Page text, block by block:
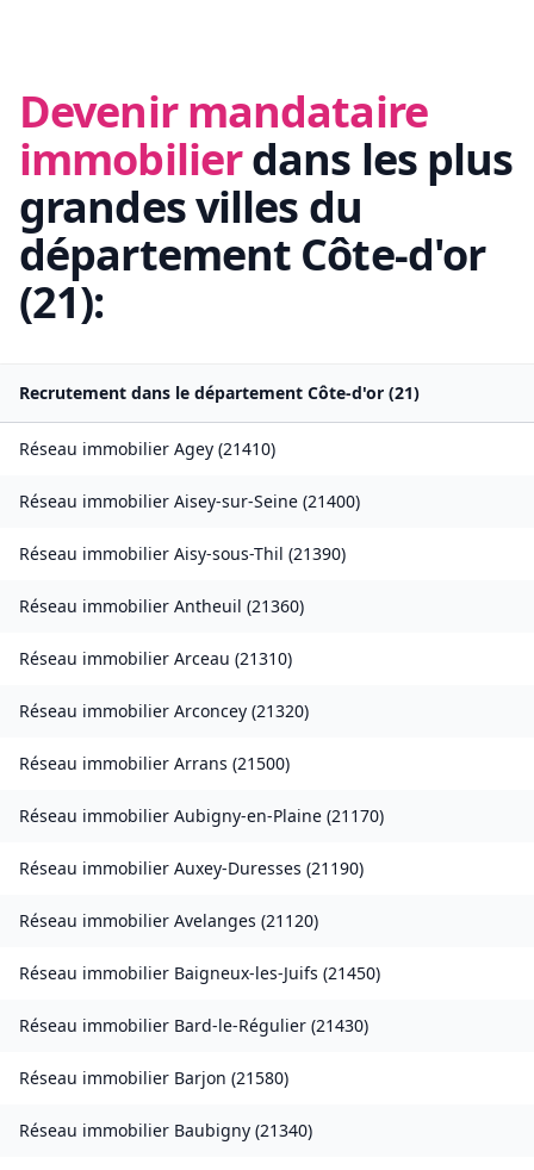
Devenir mandataire
immobilierdans les plus
grandes villes du
département Côte-d'or
(21):
Recrutement dans le département Côte-d'or (21)
Réseau immobilier Agey (21410)
Réseau immobilier Aisey-sur-Seine (21400)
Réseau immobilier Aisy-sous-Thil (21390)
Réseau immobilier Antheuil (21360)
Réseau immobilier Arceau (21310)
Réseau immobilier Arconcey (21320)
Réseau immobilier Arrans (21500)
Réseau immobilier Aubigny-en-Plaine (21170)
Réseau immobilier Auxey-Duresses (21190)
Réseau immobilier Avelanges (21120)
Réseau immobilier Baigneux-les-Juifs (21450)
Réseau immobilier Bard-le-Régulier (21430)
Réseau immobilier Barjon (21580)
Réseau immobilier Baubigny (21340)